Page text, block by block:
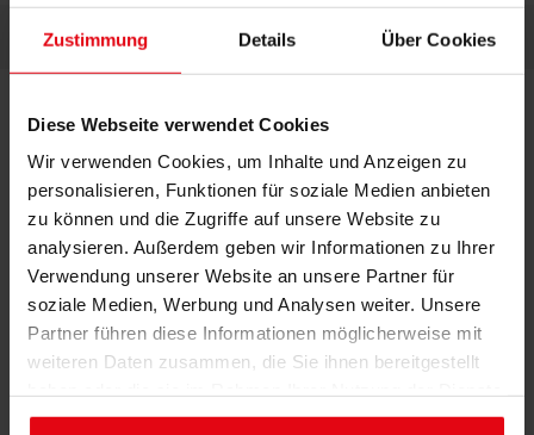
Zustimmung Details Über Cookies
Diese Webseite verwendet Cookies
Wir verwenden Cookies, um Inhalte und Anzeigen zu
personalisieren, Funktionen für soziale Medien anbieten
zu können und die Zugriffe auf unsere Website zu
analysieren. Außerdem geben wir Informationen zu Ihrer
Verwendung unserer Website an unsere Partner für
soziale Medien, Werbung und Analysen weiter. Unsere
Partner führen diese Informationen möglicherweise mit
weiteren Daten zusammen, die Sie ihnen bereitgestellt
gesammelt haben. Sie geben Einwilligung zu unseren
Home Offene Stellen Head Office
Filter anzeigen
Alle Stellenangebote: